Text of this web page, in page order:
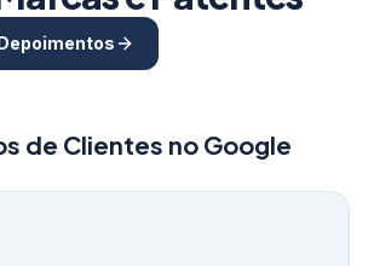
de Clientes no Google